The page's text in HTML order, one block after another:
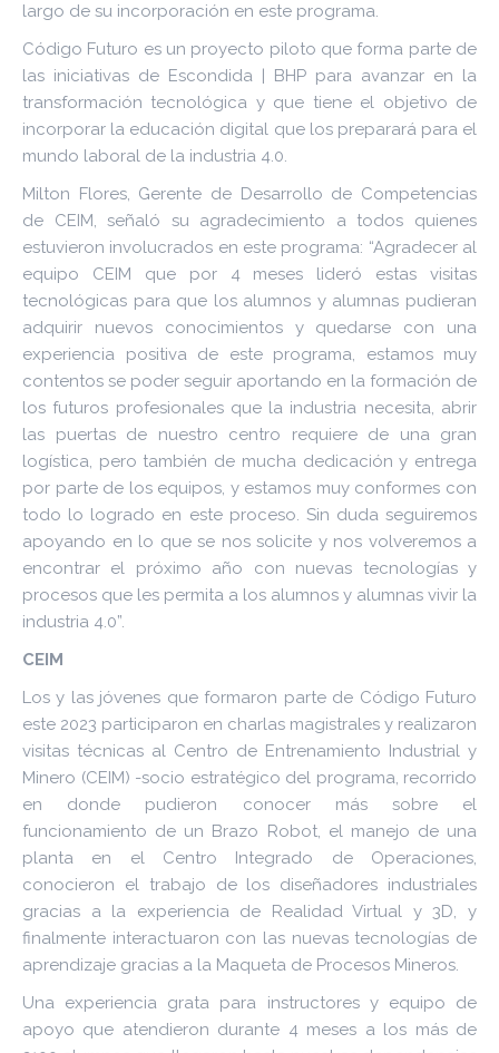
largo de su incorporación en este programa.
Código Futuro es un proyecto piloto que forma parte de
las iniciativas de Escondida | BHP para avanzar en la
transformación tecnológica y que tiene el objetivo de
incorporar la educación digital que los preparará para el
mundo laboral de la industria 4.0.
Milton Flores, Gerente de Desarrollo de Competencias
de CEIM, señaló su agradecimiento a todos quienes
estuvieron involucrados en este programa: “Agradecer al
equipo CEIM que por 4 meses lideró estas visitas
tecnológicas para que los alumnos y alumnas pudieran
adquirir nuevos conocimientos y quedarse con una
experiencia positiva de este programa, estamos muy
contentos se poder seguir aportando en la formación de
los futuros profesionales que la industria necesita, abrir
las puertas de nuestro centro requiere de una gran
logística, pero también de mucha dedicación y entrega
por parte de los equipos, y estamos muy conformes con
todo lo logrado en este proceso. Sin duda seguiremos
apoyando en lo que se nos solicite y nos volveremos a
encontrar el próximo año con nuevas tecnologías y
procesos que les permita a los alumnos y alumnas vivir la
industria 4.0”.
CEIM
Los y las jóvenes que formaron parte de Código Futuro
este 2023 participaron en charlas magistrales y realizaron
visitas técnicas al Centro de Entrenamiento Industrial y
Minero (CEIM) -socio estratégico del programa, recorrido
en donde pudieron conocer más sobre el
funcionamiento de un Brazo Robot, el manejo de una
planta en el Centro Integrado de Operaciones,
conocieron el trabajo de los diseñadores industriales
gracias a la experiencia de Realidad Virtual y 3D, y
finalmente interactuaron con las nuevas tecnologías de
aprendizaje gracias a la Maqueta de Procesos Mineros.
Una experiencia grata para instructores y equipo de
apoyo que atendieron durante 4 meses a los más de